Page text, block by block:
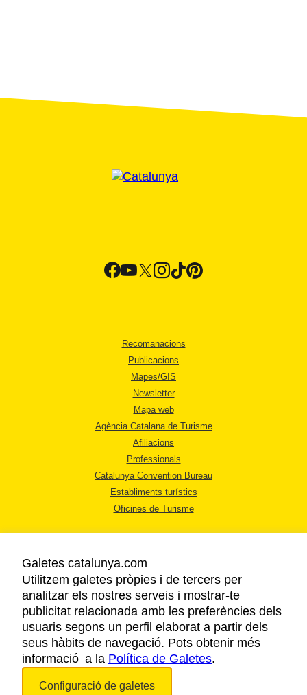
Recomanacions
Publicacions
Mapes/GIS
Newsletter
Mapa web
Agència Catalana de Turisme
Afiliacions
Professionals
Catalunya Convention Bureau
Establiments turístics
Oficines de Turisme
AVÍS LEGAL
POLÍTICA DE PRIVACITAT
COOKIES
ACCESSIBILITAT
Galetes catalunya.com
Utilitzem galetes pròpies i de tercers per
analitzar els nostres serveis i mostrar-te
publicitat relacionada amb les preferències dels
usuaris segons un perfil elaborat a partir dels
seus hàbits de navegació. Pots obtenir més
informació a la Política de Galetes.
Configuració de galetes